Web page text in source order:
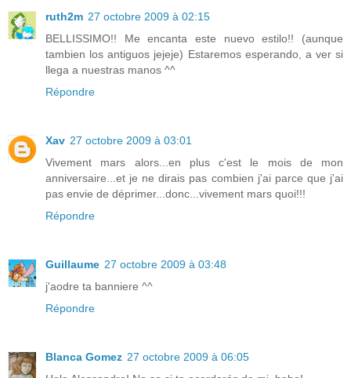
ruth2m 27 octobre 2009 à 02:15
BELLISSIMO!! Me encanta este nuevo estilo!! (aunque
tambien los antiguos jejeje) Estaremos esperando, a ver si
llega a nuestras manos ^^
Répondre
Xav 27 octobre 2009 à 03:01
Vivement mars alors...en plus c'est le mois de mon
anniversaire...et je ne dirais pas combien j'ai parce que j'ai
pas envie de déprimer...donc...vivement mars quoi!!!
Répondre
Guillaume 27 octobre 2009 à 03:48
j'aodre ta banniere ^^
Répondre
Blanca Gomez 27 octobre 2009 à 06:05